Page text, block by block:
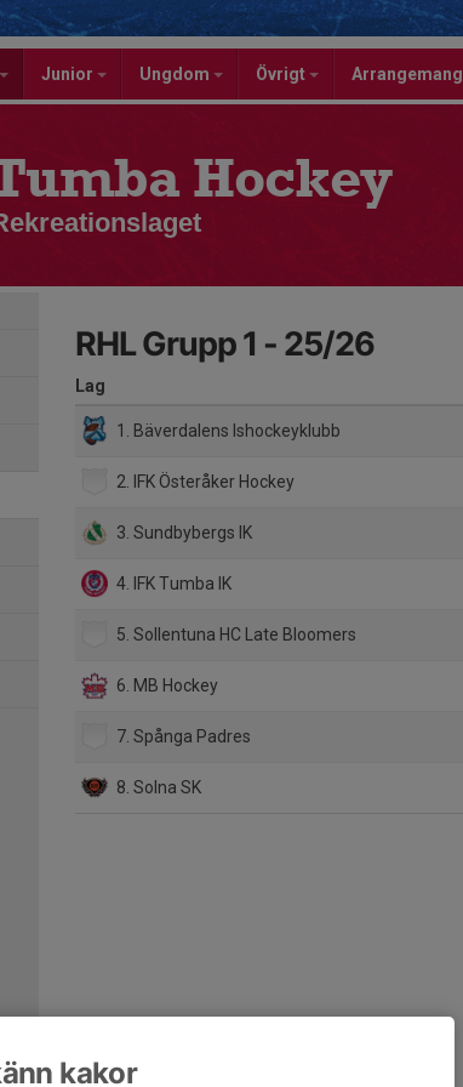
Junior Ungdom Övrigt Arrangemang
Hockey
RHL Grupp 1 - 25/26
Lag
1. Bäverdalens Ishockeyklubb
2. IFK Österåker Hockey
3. Sundbybergs IK
4. IFK Tumba IK
5. Sollentuna HC Late Bloomers
6. MB Hockey
7. Spånga Padres
8. Solna SK
kakor